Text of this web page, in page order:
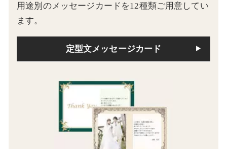
用途別のメッセージカードを12種類ご用意してい
ます。
定型文メッセージカード